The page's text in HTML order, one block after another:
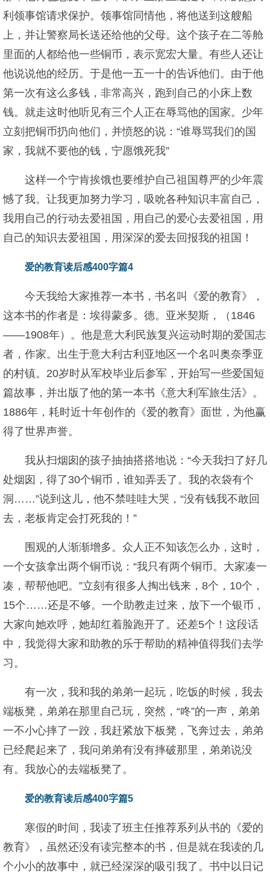
利领事馆请求保护。领事馆同情他，将他送到这艘船
上，并让警察局长送还给他的父母。这个孩子在二等舱
里面的人都给他一些铜币，表示宽宏大量。有些人还让
他说说他的经历。于是他一五一十的告诉他们。由于他
第一次有这么多钱，非常高兴，跑到自己的小床上数
钱。就走这时他听见有三个人正在辱骂他的国家。少年
立刻把铜币扔向他们，并愤怒的说：“谁辱骂我们的国
家，我就不要他的钱，宁愿饿死我”
这样一个宁肯挨饿也要维护自己祖国尊严的少年震
憾了我。让我更加努力学习，吸吮各种知识丰富自己，
我用自己的行动去爱祖国，用自己的爱心去爱祖国，用
自己的知识去爱祖国，用深深的爱去回报我的祖国！
爱的教育读后感400字篇4
今天我给大家推荐一本书，书名叫《爱的教育》，
这本书的作者是：埃得蒙多。德。亚米契斯，（1846
——1908年）。他是意大利民族复兴运动时期的爱国志
者，作家。出生于意大利古利亚地区一个名叫奥奈季亚
的村镇。20岁时从军校毕业后参军，开始写一些爱国短
篇故事，并出版了他的第一本书《意大利军旅生活》。
1886年，耗时近十年创作的《爱的教育》面世，为他赢
得了世界声誉。
我从扫烟囱的孩子抽抽搭搭地说：“今天我扫了好几
处烟囱，得了30个铜币，谁知弄丢了。我的衣袋有个
洞……”说到这儿，他不禁哇哇大哭，“没有钱我不敢回
去，老板肯定会打死我的！”
围观的人渐渐增多。众人正不知该怎么办，这时，
一个女孩拿出两个铜币说：“我只有两个铜币。大家凑一
凑，帮帮他吧。”立刻有很多人掏出钱来，8个，10个，
15个……还是不够。一个助教走过来，放下一个银币，
大家向她欢呼，她却红着脸跑开了。还差5个！这段话
中，我觉得大家和助教的乐于帮助的精神值得我们去学
习。
有一次，我和我的弟弟一起玩，吃饭的时候，我去
端板凳，弟弟在那里自己玩，突然，“咚”的一声，弟弟
一不小心摔了一跤，我赶紧放下板凳，飞奔过去，弟弟
已经爬起来了，我问弟弟有没有摔破那里，弟弟说没
有。我放心的去端板凳了。
爱的教育读后感400字篇5
寒假的时间，我读了班主任推荐系列从书的《爱的
教育》，虽然还没有读完整本的书，但是就在我读的几
个小小的故事中，就已经深深的吸引我了。书中以日记